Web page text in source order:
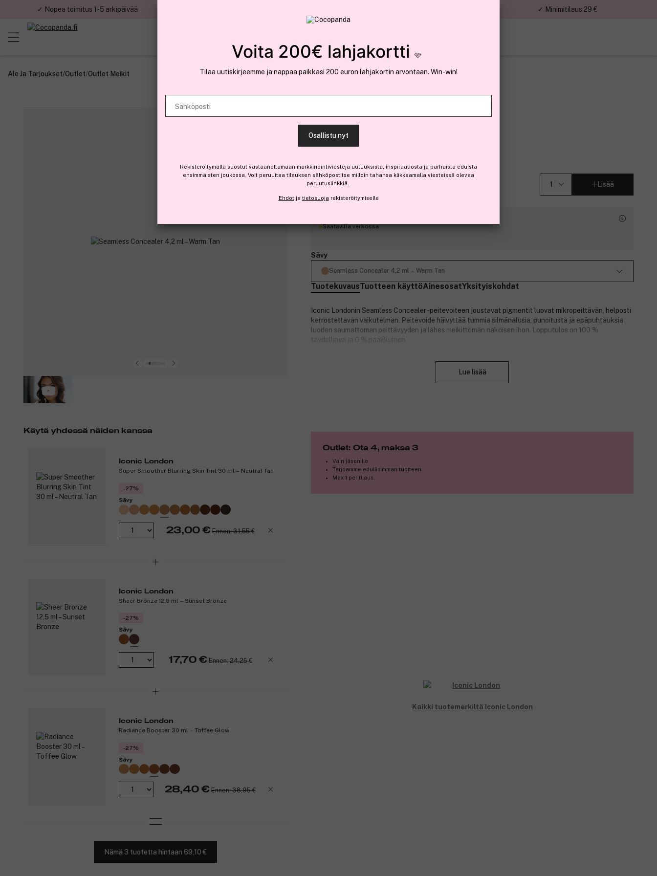
✓ Nopea toimitus 1-5 arkipäivää ✓ Minimitilaus 29 €
Ale Ja Tarjoukset/Outlet/Outlet Meikit
Iconic London
Seamless Concealer 4,2 ml – Warm Tan
-45% Vain 2 varastossa
18,05 € Lisää
Saatavilla verkossa
Sävy
Seamless Concealer 4,2 ml – Warm Tan
TuotekuvausTuotteen käyttöAinesosatYksityiskohdat
Iconic Londonin Seamless Concealer -peitevoiteen joustavat pigmentit luovat mikropeittävän, helposti
kerrostettavan vaikutelman. Peitevoide häivyttää tummia silmänalusia, punoitusta ja epäpuhtauksia
luoden saumattoman peittävyyden ja lähes meikittömän näköisen ihon. Lopputulos on 100 %
täydellinen ja 0 % paakkuinen.
Lue lisää
Outlet: Ota 4, maksa 3
Vain jäsenille
Tarjoamme edullisimman tuotteen.
Max 1 per tilaus.
Käytä yhdessä näiden kanssa
Iconic London
Super Smoother Blurring Skin Tint 30 ml – Neutral Tan
-27%
Sävy
23,00 € Ennen: 31,55 €
Iconic London
Sheer Bronze 12,5 ml – Sunset Bronze
-27%
Sävy
17,70 € Ennen: 24,25 €
Iconic London
Radiance Booster 30 ml – Toffee Glow
-27%
Sävy
28,40 € Ennen: 38,95 €
Nämä 3 tuotetta hintaan 69,10 €
Kaikki tuotemerkiltä Iconic London
Voita 200€ lahjakortti 🩷
Tilaa uutiskirjeemme ja nappaa paikkasi 200 euron lahjakortin arvontaan. Win-win!
Sähköposti
Osallistu nyt
Rekisteröitymällä suostut vastaanottamaan markkinointiviestejä uutuuksista, inspiraatiosta ja parhaista eduista
ensimmäisten joukossa. Voit peruuttaa tilauksen sähköpostitse milloin tahansa klikkaamalla viesteissä olevaa
peruutuslinkkiä.
Ehdotja tietosuoja rekisteröitymiselle